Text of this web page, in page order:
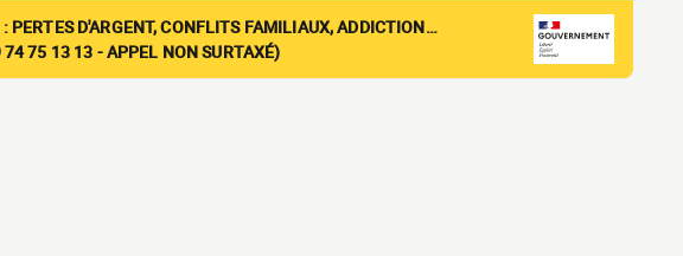
PERTES D'ARGENT, CONFLITS FAMILIAUX, ADDICTION…
74 75 13 13 - APPEL NON SURTAXÉ)